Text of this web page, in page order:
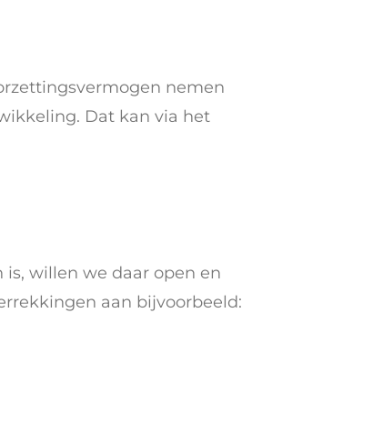
nemen
Dat kan via het
is, willen we daar open en
aan bijvoorbeeld: